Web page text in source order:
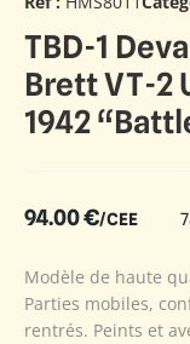
TBD-1
Brett VT-2
1942
94.00€/CEE
Modèle de haute
Parties mobiles,
rentrés. Peints et